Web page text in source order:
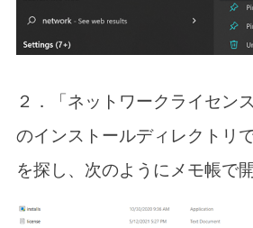
２．「ネットワークライセン
のインストールディレクトリ
を探し、次のようにメモ帳で開